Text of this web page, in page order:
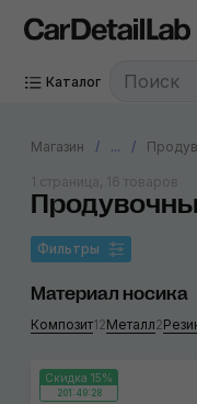
Каталог
Магазин ...
1 страница, 16 товаров
Фильтры
Материал носика
Композит12Металл2
Скидка 15%
201:49:28